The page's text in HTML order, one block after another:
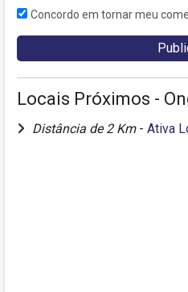
Concordo em tornar meu
Locais Próximos -
Distância de 2 Km - Ativa